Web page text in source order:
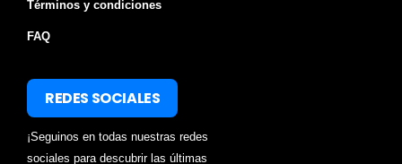
Términos y condiciones
FAQ
REDES SOCIALES
¡Seguinos en todas nuestras redes
sociales para descubrir las últimas